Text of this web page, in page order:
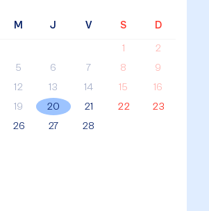
M J V S
D
1
2
5 6 7 8
9
12 13 14 15
16
19 20 21 22
23
26 27 28